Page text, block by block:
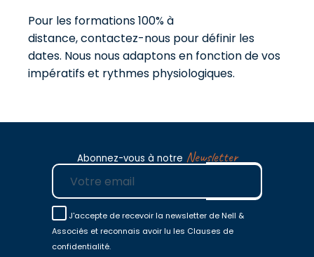
Pour les formations 100% à
distance,contactez-nous pour définir les
dates. Nous nous adaptons en fonction de vos
impératifs et rythmes physiologiques.
Abonnez-vous à notre Newsletter
E-mail
J'accepte de recevoir la newsletter de Nell &
Associés et reconnais avoir lu les Clauses de
confidentialité.